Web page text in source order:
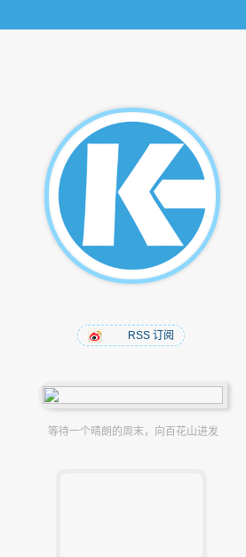
RSS 订阅
等待一个晴朗的周末，向百花山进发